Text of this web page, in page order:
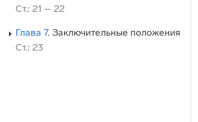
Ст.: 21 – 22
Глава 7. Заключительные положения
Ст.: 23